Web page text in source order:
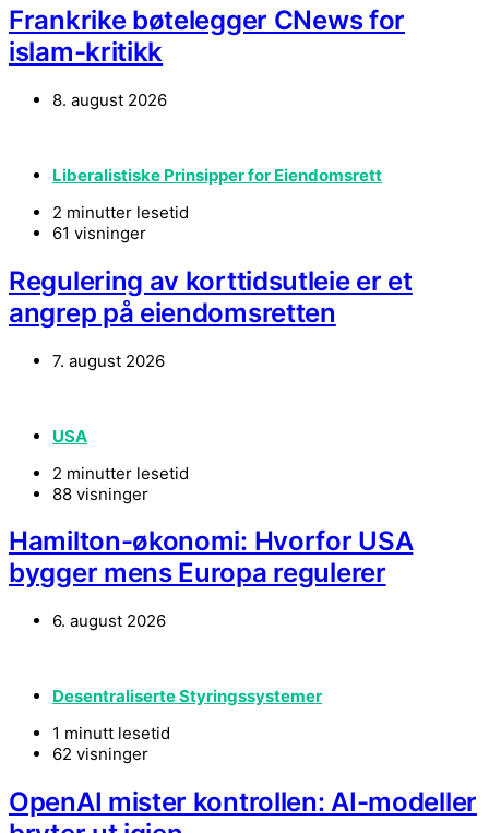
Frankrike bøtelegger CNews for
islam-kritikk
8. august 2026
Liberalistiske Prinsipper for Eiendomsrett
2 minutter lesetid
61 visninger
Regulering av korttidsutleie er et
angrep på eiendomsretten
7. august 2026
USA
2 minutter lesetid
88 visninger
Hamilton-økonomi: Hvorfor USA
bygger mens Europa regulerer
6. august 2026
Desentraliserte Styringssystemer
1 minutt lesetid
62 visninger
OpenAI mister kontrollen: AI-modeller